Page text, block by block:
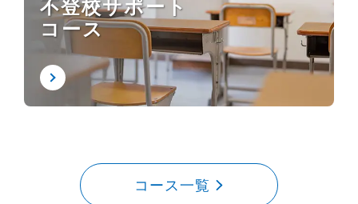
不登校サポート
コース
コース一覧